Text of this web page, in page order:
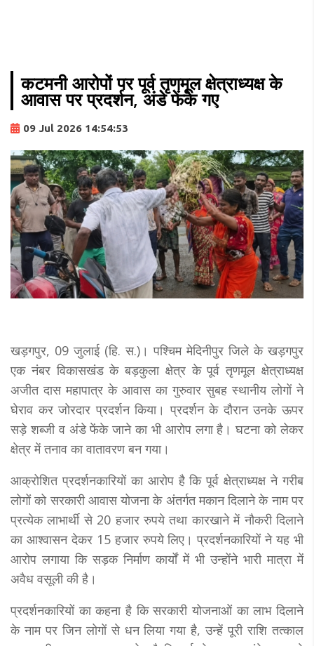
कटमनी आरोपों पर पूर्व तृणमूल क्षेत्राध्यक्ष के
आवास पर प्रदर्शन, अंडे फेंके गए
09 Jul 2026 14:54:53
खड़गपुर, 09 जुलाई (हि. स.)। पश्चिम मेदिनीपुर जिले के खड़गपुर
एक नंबर विकासखंड के बड़कुला क्षेत्र के पूर्व तृणमूल क्षेत्राध्यक्ष
अजीत दास महापात्र के आवास का गुरुवार सुबह स्थानीय लोगों ने
घेराव कर जोरदार प्रदर्शन किया। प्रदर्शन के दौरान उनके ऊपर
सड़े शब्जी व अंडे फेंके जाने का भी आरोप लगा है। घटना को लेकर
क्षेत्र में तनाव का वातावरण बन गया।
आक्रोशित प्रदर्शनकारियों का आरोप है कि पूर्व क्षेत्राध्यक्ष ने गरीब
लोगों को सरकारी आवास योजना के अंतर्गत मकान दिलाने के नाम पर
प्रत्येक लाभार्थी से 20 हजार रुपये तथा कारखाने में नौकरी दिलाने
का आश्वासन देकर 15 हजार रुपये लिए। प्रदर्शनकारियों ने यह भी
आरोप लगाया कि सड़क निर्माण कार्यों में भी उन्होंने भारी मात्रा में
अवैध वसूली की है।
प्रदर्शनकारियों का कहना है कि सरकारी योजनाओं का लाभ दिलाने
के नाम पर जिन लोगों से धन लिया गया है, उन्हें पूरी राशि तत्काल